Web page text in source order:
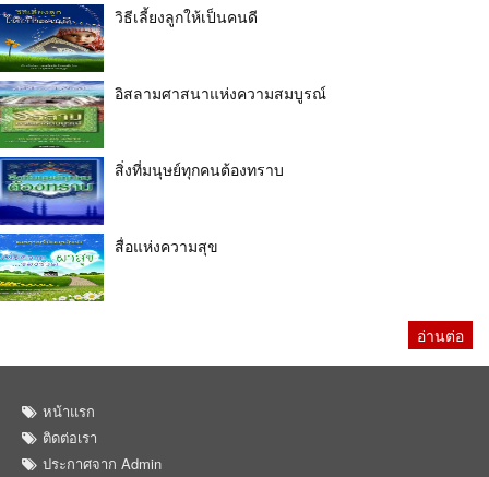
วิธีเลี้ยงลูกให้เป็นคนดี
อิสลามศาสนาแห่งความสมบูรณ์
สิ่งที่มนุษย์ทุกคนต้องทราบ
สื่อแห่งความสุข
อ่านต่อ
หน้าแรก
ติดต่อเรา
ประกาศจาก Admin